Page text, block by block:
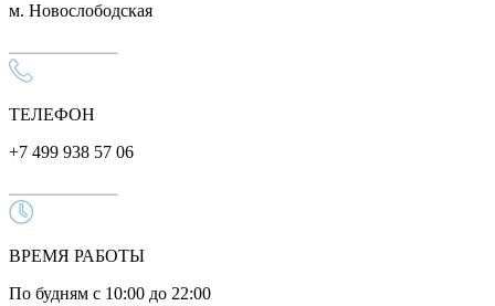
м. Новослободская
ТЕЛЕФОН
+7 499 938 57 06
ВРЕМЯ РАБОТЫ
По будням с 10:00 до 22:00